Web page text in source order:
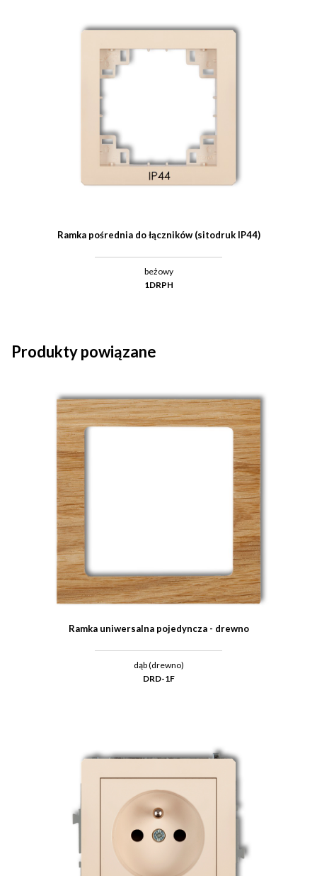
Ramka pośrednia do łączników (sitodruk IP44)
beżowy
1DRPH
Produkty powiązane
Ramka uniwersalna pojedyncza - drewno
dąb (drewno)
DRD-1F